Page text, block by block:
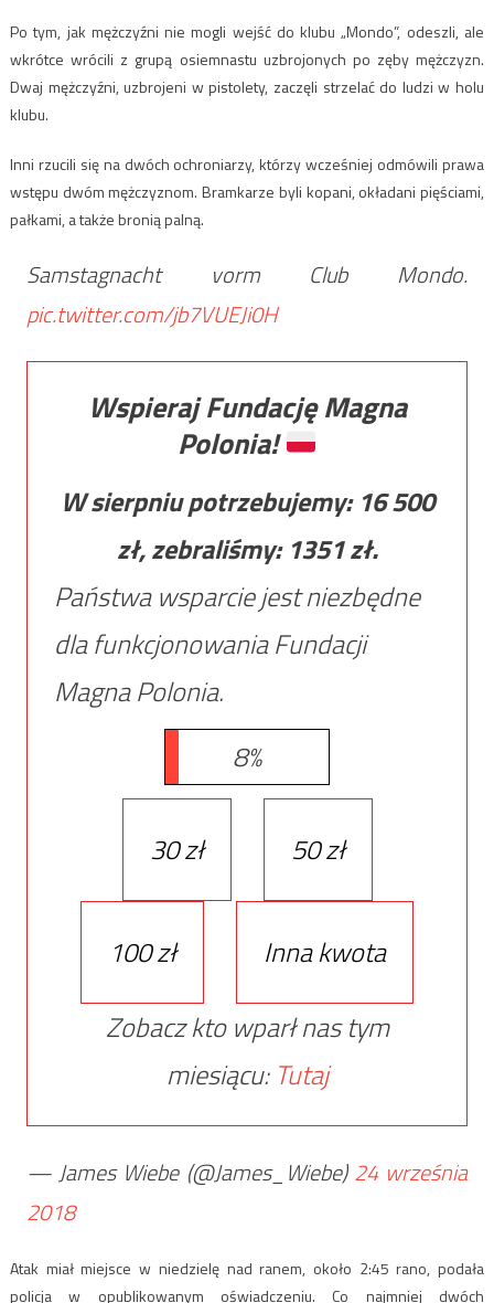
Po tym, jak mężczyźni nie mogli wejść do klubu „Mondo”, odeszli, ale
wkrótce wrócili z grupą osiemnastu uzbrojonych po zęby mężczyzn.
Dwaj mężczyźni, uzbrojeni w pistolety, zaczęli strzelać do ludzi w holu
klubu.
Inni rzucili się na dwóch ochroniarzy, którzy wcześniej odmówili prawa
wstępu dwóm mężczyznom. Bramkarze byli kopani, okładani pięściami,
pałkami, a także bronią palną.
Samstagnacht vorm Club Mondo.
pic.twitter.com/jb7VUEJi0H
Wspieraj Fundację Magna
Polonia!
W sierpniu potrzebujemy: 16 500
zł, zebraliśmy: 1351zł.
Państwa wsparcie jest niezbędne
dla funkcjonowania Fundacji
Magna Polonia.
8%
30 zł 50 zł
100 zł
Inna kwota
Zobacz kto wparł nas tym
miesiącu: Tutaj
— James Wiebe (@James_Wiebe)24 września
2018
Atak miał miejsce w niedzielę nad ranem, około 2:45 rano, podała
policja w opublikowanym oświadczeniu. Co najmniej dwóch